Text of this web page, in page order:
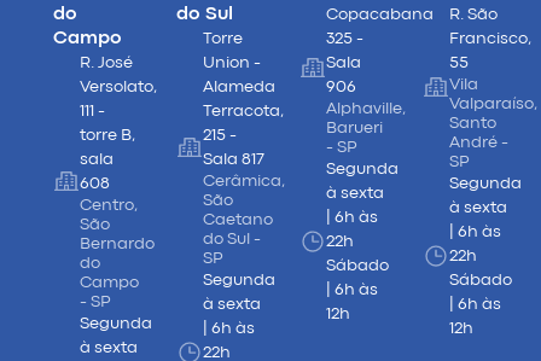
do
Campo
R. José
Versolato,
111 -
torre B,
sala
608
Centro,
São
Bernardo
do
Campo
- SP
Segunda
à sexta
do Sul
Torre
Union -
Alameda
Terracota,
215 -
Sala 817
Cerâmica,
São
Caetano
do Sul -
SP
Segunda
à sexta
| 6h às
22h
Copacabana
325 -
Sala
906
Alphaville,
Barueri
- SP
Segunda
à sexta
| 6h às
22h
Sábado
| 6h às
12h
R. São
Francisco,
55
Vila
Valparaíso,
Santo
André -
SP
Segunda
à sexta
| 6h às
22h
Sábado
| 6h às
12h